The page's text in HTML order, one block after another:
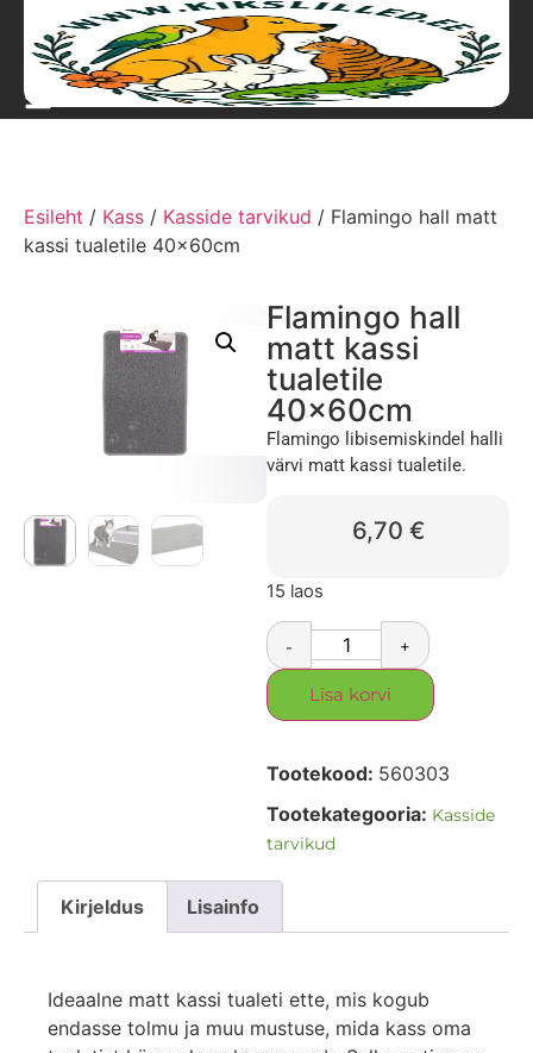
Esileht / Kass / Kasside tarvikud / Flamingo hall matt
kassi tualetile 40x60cm
Flamingo hall
matt kassi
tualetile
40x60cm
Flamingo libisemiskindel halli
värvi matt kassi tualetile.
6,70 €
15 laos
- +
Lisa korvi
Tootekood: 560303
Tootekategooria: Kasside
tarvikud
Kirjeldus Lisainfo
Ideaalne matt kassi tualeti ette, mis kogub
endasse tolmu ja muu mustuse, mida kass oma